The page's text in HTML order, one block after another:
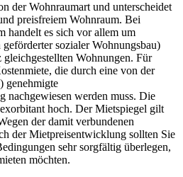
der Wohnraumart und unterscheidet
preisfreiem Wohnraum. Bei
handelt es sich vor allem um
sozialer Wohnungsbau)
gleichgestellten Wohnungen. Für
die durch eine von der
genehmigte
nachgewiesen werden muss. Die
hoch. Der Mietspiegel gilt
der damit verbundenen
der Mietpreisentwicklung sollten Sie
sehr sorgfältig überlegen,
möchten.